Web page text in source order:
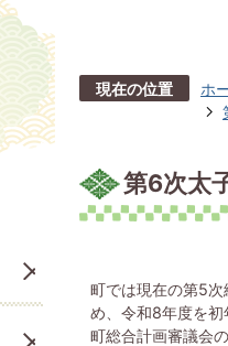
現在の位置 ホ
第6次太
町では現在の第5
め、令和8年度を
町総合計画審議会